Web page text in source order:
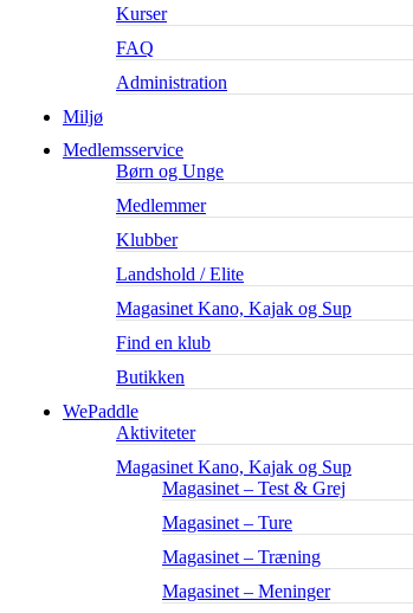
Kurser
FAQ
Administration
Miljø
Medlemsservice
Børn og Unge
Medlemmer
Klubber
Landshold / Elite
Magasinet Kano, Kajak og Sup
Find en klub
Butikken
WePaddle
Aktiviteter
Magasinet Kano, Kajak og Sup
Magasinet – Test & Grej
Magasinet – Ture
Magasinet – Træning
Magasinet – Meninger